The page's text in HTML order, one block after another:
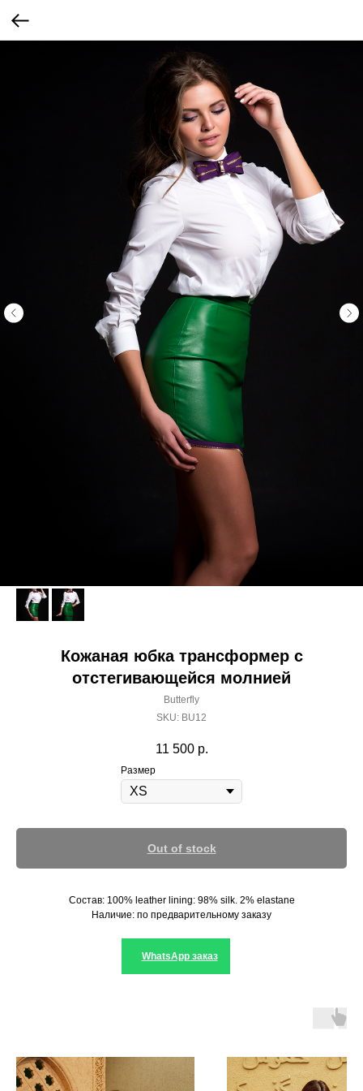
Кожаная юбка трансформер с
отстегивающейся молнией
Butterfly
SKU: BU12
11 500 р.
Размер
Out of stock
Состав: 100% leather lining: 98% silk. 2% elastane
Наличие: по предварительному заказу
WhatsApp заказ